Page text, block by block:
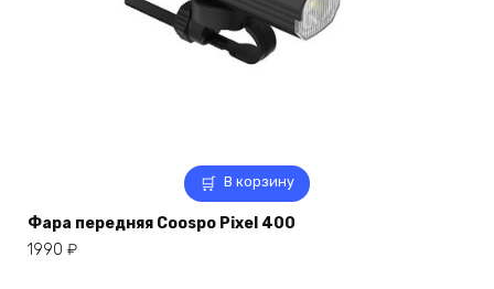
В корзину
Фара передняя Coospo Pixel 400
1990 ₽